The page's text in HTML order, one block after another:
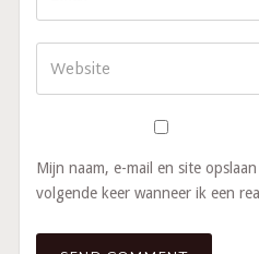
Mijn naam, e-mail en site
volgende keer wanneer ik een